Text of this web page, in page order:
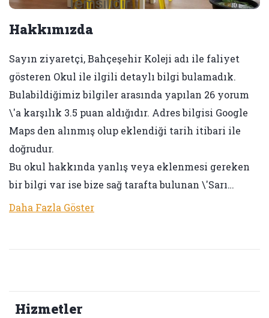
Hakkımızda
Sayın ziyaretçi, Bahçeşehir Koleji adı ile faliyet
gösteren Okul ile ilgili detaylı bilgi bulamadık.
Bulabildiğimiz bilgiler arasında yapılan 26 yorum
\'a karşılık 3.5 puan aldığıdır. Adres bilgisi Google
Maps den alınmış olup eklendiği tarih itibari ile
doğrudur.
Bu okul hakkında yanlış veya eklenmesi gereken
bir bilgi var ise bize sağ tarafta bulunan \'Sarı…
Daha Fazla Göster
Hizmetler